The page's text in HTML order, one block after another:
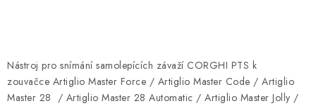
BAZAR
Nástroj pro snímání samolepících závaží CORGHI PTS k
zouvačce Artiglio Master Force / Artiglio Master Code / Artiglio
Master 28 / Artiglio Master 28 Automatic / Artiglio Master Jolly /